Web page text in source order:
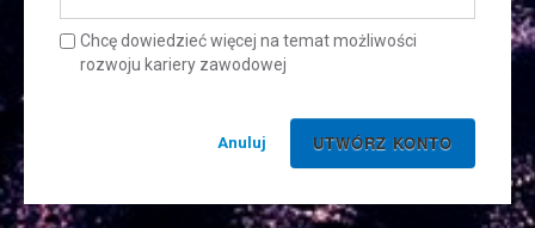
Chcę dowiedzieć więcej na temat możliwości
rozwoju kariery zawodowej
Anuluj